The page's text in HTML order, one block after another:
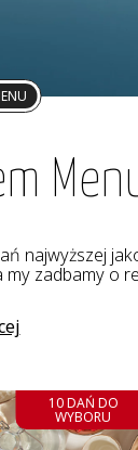
najwyższej
my zadbamy o
10 DAŃ DO
WYBORU